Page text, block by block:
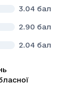
3.04 бал
2.90 бал
2.04 бал